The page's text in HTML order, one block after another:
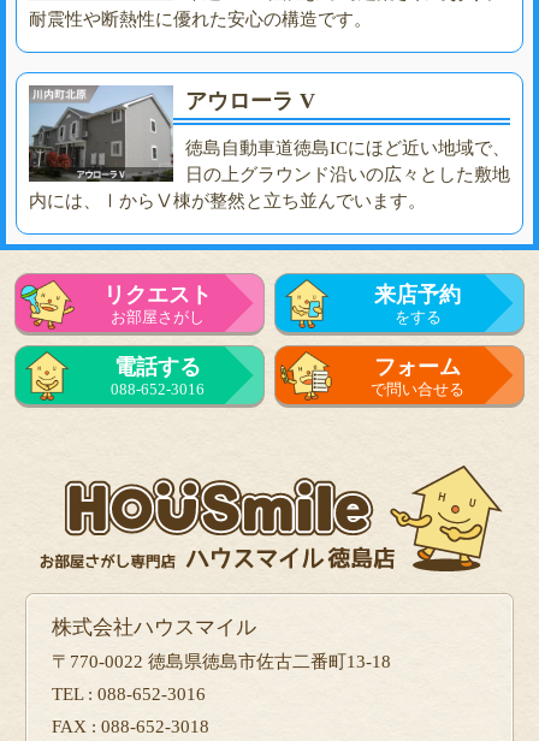
耐震性や断熱性に優れた安心の構造です。
アウローラ V
徳島自動車道徳島ICにほど近い地域で、
日の上グラウンド沿いの広々とした敷地
内には、ⅠからⅤ棟が整然と立ち並んでいます。
リクエスト
お部屋さがし
来店予約
をする
電話する
088-652-3016
フォーム
で問い合せる
株式会社ハウスマイル
〒770-0022 徳島県徳島市佐古二番町13-18
TEL : 088-652-3016
FAX : 088-652-3018